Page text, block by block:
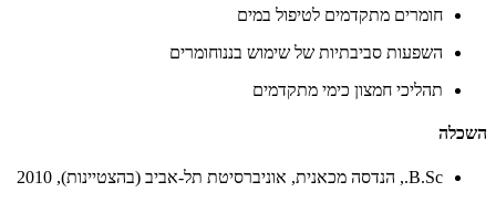
חומרים מתקדמים לטיפול במים
השפעות סביבתיות של שימוש בננוחומרים
תהליכי חמצון כימי מתקדמים
השכלה
B.Sc., הנדסה מכאנית, אוניברסיטת תל-אביב (בהצטיינות), 2010